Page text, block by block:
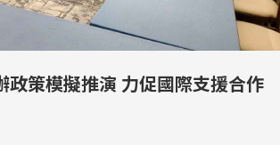
政策模擬推演 力促國際支援合作